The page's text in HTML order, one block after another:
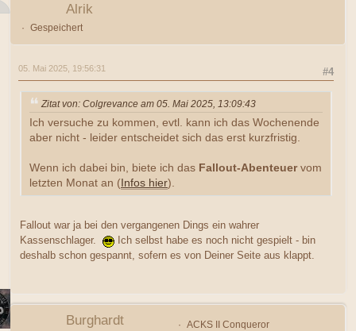
Alrik
Gespeichert
#4
05. Mai 2025, 19:56:31
Zitat von: Colgrevance am 05. Mai 2025, 13:09:43
Ich versuche zu kommen, evtl. kann ich das Wochenende
aber nicht - leider entscheidet sich das erst kurzfristig.
Wenn ich dabei bin, biete ich das Fallout-Abenteuervom
letzten Monat an ( Infos hier).
Fallout war ja bei den vergangenen Dings ein wahrer
Kassenschlager.
Ich selbst habe es noch nicht gespielt - bin
deshalb schon gespannt, sofern es von Deiner Seite aus klappt.
Burghardt
ACKS II Conqueror